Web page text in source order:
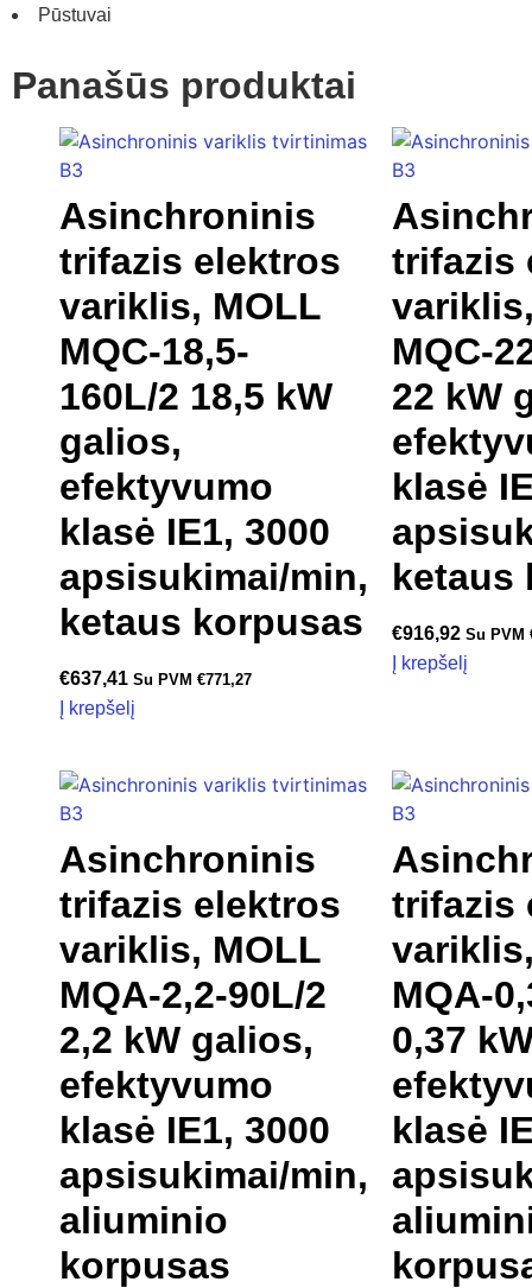
Pūstuvai
Panašūs produktai
Asinchroninis
trifazis elektros
variklis, MOLL
MQC-18,5-
160L/2 18,5 kW
galios,
efektyvumo
klasė IE1, 3000
apsisukimai/min,
ketaus korpusas
€637,41 Su PVM €771,27
Į krepšelį
trifazis
MQC-
22 kW
klasė
ketaus
€916,92 Su PVM
Į krepšelį
Asinchroninis
trifazis elektros
variklis, MOLL
MQA-2,2-90L/2
2,2 kW galios,
efektyvumo
klasė IE1, 3000
apsisukimai/min,
aliuminio
korpusas
trifazis
MQA-
0,37
klasė